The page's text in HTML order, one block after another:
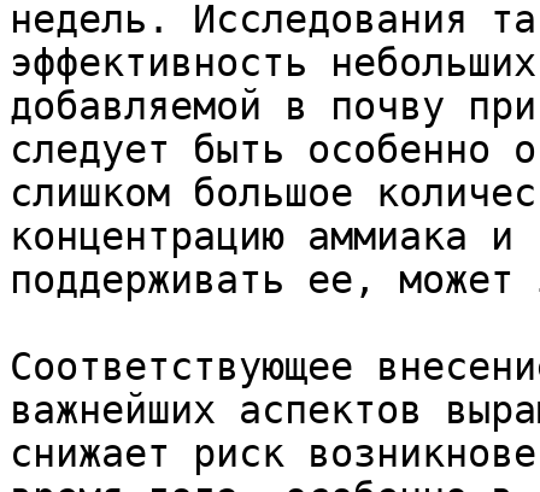
недель. Исследования
эффективность
добавляемой в почву
следует быть особенно
слишком большое
концентрацию аммиака
поддерживать ее, может
Соответствующее
важнейших аспектов
снижает риск